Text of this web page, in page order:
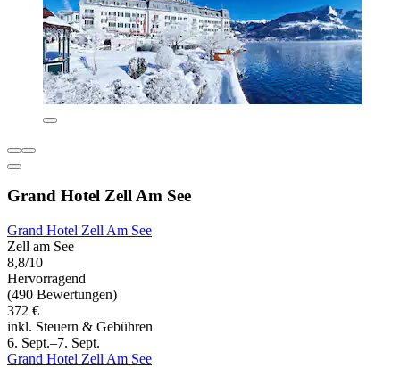
Grand Hotel Zell Am See
Grand Hotel Zell Am See
Zell am See
8,8/10
Hervorragend
(490 Bewertungen)
372 €
inkl. Steuern & Gebühren
6. Sept.–7. Sept.
Grand Hotel Zell Am See